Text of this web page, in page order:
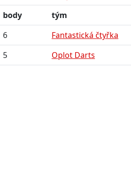
body
tým
6
Fantastická čtyřka
5 Oplot Darts